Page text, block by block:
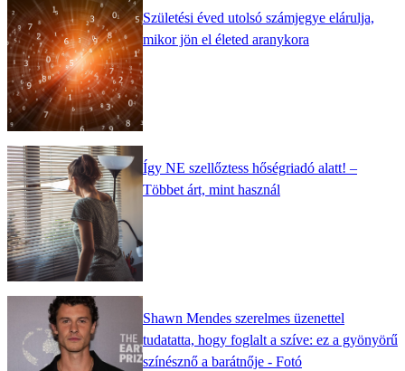
Születési éved utolsó számjegye elárulja,
mikor jön el életed aranykora
Így NE szellőztess hőségriadó alatt! –
Többet árt, mint használ
Shawn Mendes szerelmes üzenettel
tudatatta, hogy foglalt a szíve: ez a gyönyörű
színésznő a barátnője - Fotó